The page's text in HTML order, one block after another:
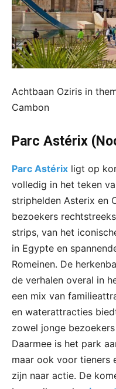
Achtbaan Oziris in
Cambon
Parc Astérix (
Parc Astérix ligt op
volledig in het teken
striphelden Asterix en
bezoekers
strips, van het
in Egypte en
Romeinen. De
de verhalen overal in
een mix van
en waterattracties
zowel jonge
Daarmee is het park
maar ook voor tieners
zijn naar actie. De